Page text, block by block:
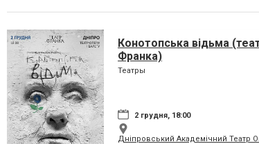
Конотопська відьма
Франка)
Театры
2 грудня, 18:00
Дніпровський Академічний Театр